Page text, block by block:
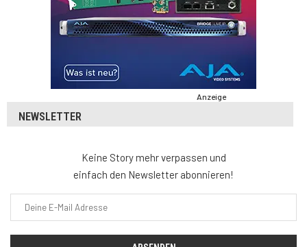
Anzeige
NEWSLETTER
Keine Story mehr verpassen und
einfach den Newsletter abonnieren!